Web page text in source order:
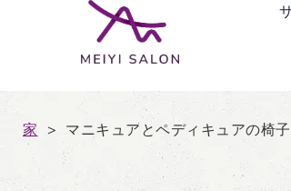
家 > マニキュアとペディキュアの椅子